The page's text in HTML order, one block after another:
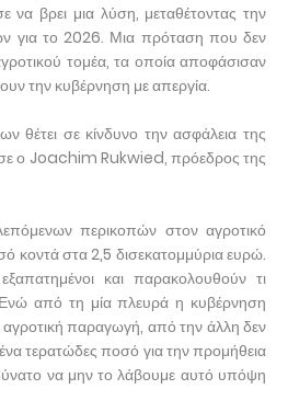
βρει μια λύση, μεταθέτοντας την
για το 2026. Μια πρόταση που δεν
τομέα, τα οποία αποφάσισαν
την κυβέρνηση με απεργία.
θέτει σε κίνδυνο την ασφάλεια της
ο Joachim Rukwied, πρόεδρος της
περικοπών στον αγροτικό
κοντά στα 2,5 δισεκατομμύρια ευρώ.
και παρακολουθούν τι
από τη μία πλευρά η κυβέρνηση
αγροτική παραγωγή, από την άλλη δεν
τερατώδες ποσό για την προμήθεια
να μην το λάβουμε αυτό υπόψη